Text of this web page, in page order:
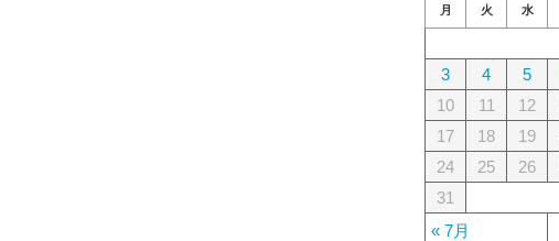
月 火 水
« 7月
3
4 5
10
11 12
17
18 19
24
25 26
31